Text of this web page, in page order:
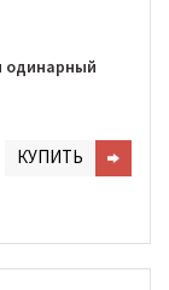
одинарный
КУПИТЬ